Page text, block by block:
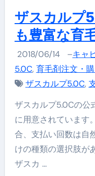
ザスカルプ
も豊富な育
2018/06/14 –キャ
5.0C, 育毛剤注文・
ザスカルプ5.0C,
ザスカルプ5.0Cの公式通販では支払い方法が豊富
に用意されています
合、支払い回数は自
けの種類の選択肢が
ザスカ …